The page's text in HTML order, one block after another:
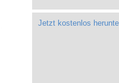
Jetzt kostenlos